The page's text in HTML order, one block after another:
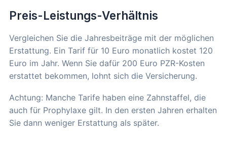
Preis-Leistungs-Verhältnis
Vergleichen Sie die Jahresbeiträge mit der möglichen
Erstattung. Ein Tarif für 10 Euro monatlich kostet 120
Euro im Jahr. Wenn Sie dafür 200 Euro PZR-Kosten
erstattet bekommen, lohnt sich die Versicherung.
Achtung: Manche Tarife haben eine Zahnstaffel, die
auch für Prophylaxe gilt. In den ersten Jahren erhalten
Sie dann weniger Erstattung als später.